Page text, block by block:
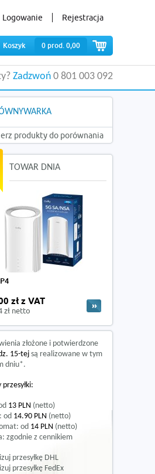
Logowanie Rejestracja
Koszyk 0 prod. 0,00
Zadzwoń 0 801 003 092
produkty do porównania
TOWAR DNIA
zł z VAT
zł netto
złożone i potwierdzone
15-tej są realizowane w tym
dniu*.
przesyłki:
13 PLN (netto)
od 14.90 PLN (netto)
od 14 PLN (netto)
zgodnie z cennikiem
przesyłkę DHL
przesyłkę FedEx